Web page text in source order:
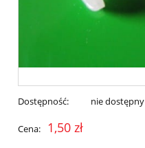
Dostępność: nie dostępny
Cena: 1,50 zł